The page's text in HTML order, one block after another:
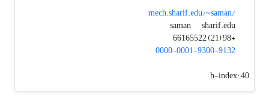
mech.sharif.edu/~saman/
saman
sharif.edu
+98 (21) 66165522
0000-0001-9300-9132
h-index:40